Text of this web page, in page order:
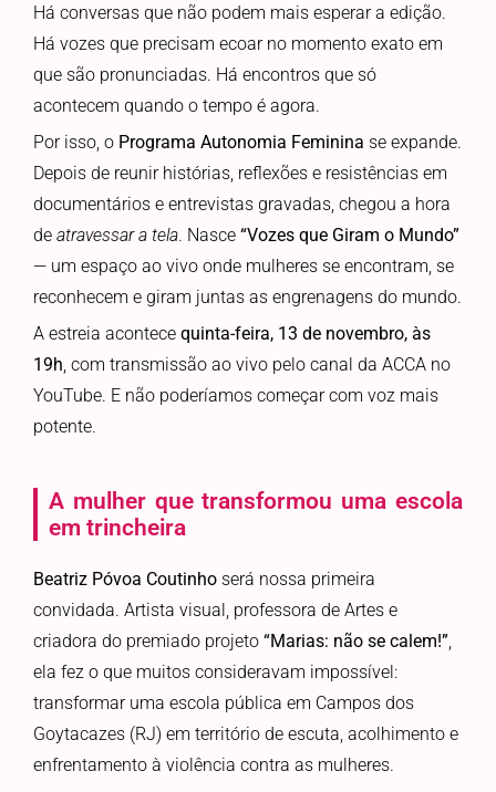
Há conversas que não podem mais esperar a edição.
Há vozes que precisam ecoar no momento exato em
que são pronunciadas. Há encontros que só
acontecem quando o tempo é agora.
Por isso, o Programa Autonomia Feminina se expande.
Depois de reunir histórias, reflexões e resistências em
documentários e entrevistas gravadas, chegou a hora
de atravessar a tela. Nasce “Vozes que Giram o Mundo”
— um espaço ao vivo onde mulheres se encontram, se
reconhecem e giram juntas as engrenagens do mundo.
A estreia acontece quinta-feira, 13 de novembro, às
19h , com transmissão ao vivo pelo canal da ACCA no
YouTube. E não poderíamos começar com voz mais
potente.
A mulher que transformou uma escola
em trincheira
Beatriz Póvoa Coutinho será nossa primeira
convidada. Artista visual, professora de Artes e
criadora do premiado projeto “Marias: não se calem!”,
ela fez o que muitos consideravam impossível:
transformar uma escola pública em Campos dos
Goytacazes (RJ) em território de escuta, acolhimento e
enfrentamento à violência contra as mulheres.